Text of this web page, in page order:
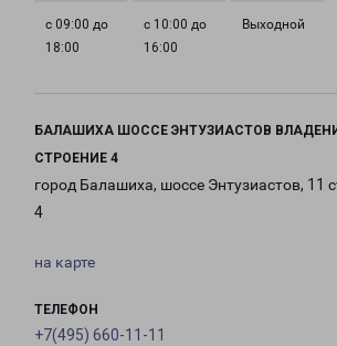
с 09:00 до
18:00
с 10:00 до
16:00
Выходной
БАЛАШИХА ШОССЕ ЭНТУЗИАСТОВ
СТРОЕНИЕ 4
город Балашиха, шоссе Энтузиастов, 11
4
на карте
ТЕЛЕФОН
+7(495) 660-11-11